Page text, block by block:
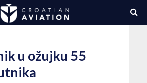
u ožujku 55